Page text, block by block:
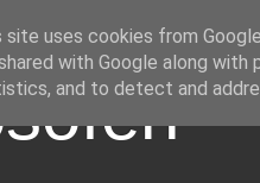
site uses cookies from
with Google along
and to detect and